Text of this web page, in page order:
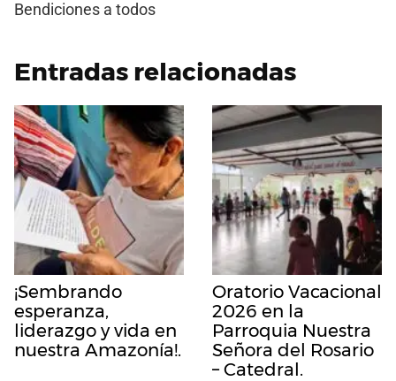
Bendiciones a todos
Entradas relacionadas
¡Sembrando
esperanza,
liderazgo y vida en
nuestra Amazonía!.
Oratorio Vacacional
2026 en la
Parroquia Nuestra
Señora del Rosario
– Catedral.